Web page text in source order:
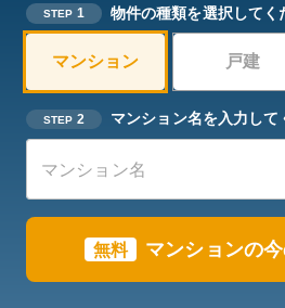
STEP 1 物件の種類を選択してく
マンション 戸建
STEP 2 マンション名を入力して
無料 マンションの